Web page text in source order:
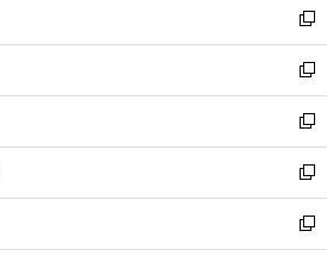
く
で
開
く
ド
ウ
で
開
く
ィ
ン
ド
ウ
で
開
く
い
ウ
ィ
ン
ド
ウ
で
開
く
新
し
い
ウ
ィ
ン
ド
ウ
で
開
新
し
い
ウ
ィ
ン
ド
ウ
新
し
い
ウ
ィ
ン
新
し
い
新